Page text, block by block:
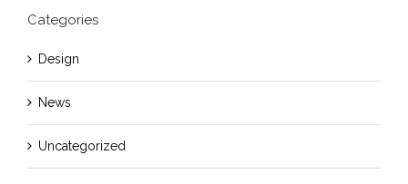
Categories
Design
News
Uncategorized